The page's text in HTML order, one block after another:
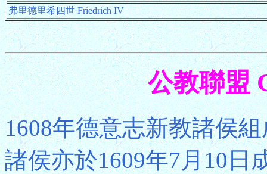
弗里德里希四世 Friedrich IV
公教聯盟
1608年德意志新教諸侯
諸侯亦於1609年7月10日